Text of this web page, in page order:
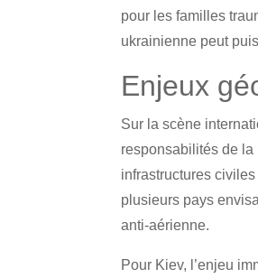
pour les familles
ukrainienne peut
Enjeux
Sur la scène
responsabilités de
infrastructures
plusieurs pays
anti-aérienne.
Pour Kiev, l’enjeu